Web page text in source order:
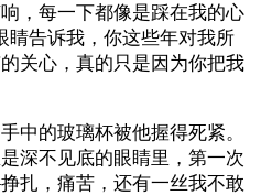
，每一下都像是踩在我的心
睛告诉我，你这些年对我所
关心，真的只是因为你把我
中的玻璃杯被他握得死紧。
深不见底的眼睛里，第一次
扎，痛苦，还有一丝我不敢